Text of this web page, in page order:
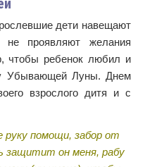
дети навещают
проявляют желания
чтобы ребенок любил и
Убывающей Луны. Днем
взрослого дитя и с
помощи, забор от
защитит он меня, рабу